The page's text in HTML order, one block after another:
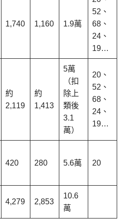
1,740 1,160 1.9萬
52、
68、
24、
19…
約
2,119
約
1,413
5萬
（扣
除上
類後
3.1
萬）
20、
52、
68、
24、
19…
420 280 5.6萬 20
4,279 2,853
10.6
萬